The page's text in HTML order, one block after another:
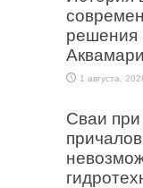
решения
1 августа,
Сваи при